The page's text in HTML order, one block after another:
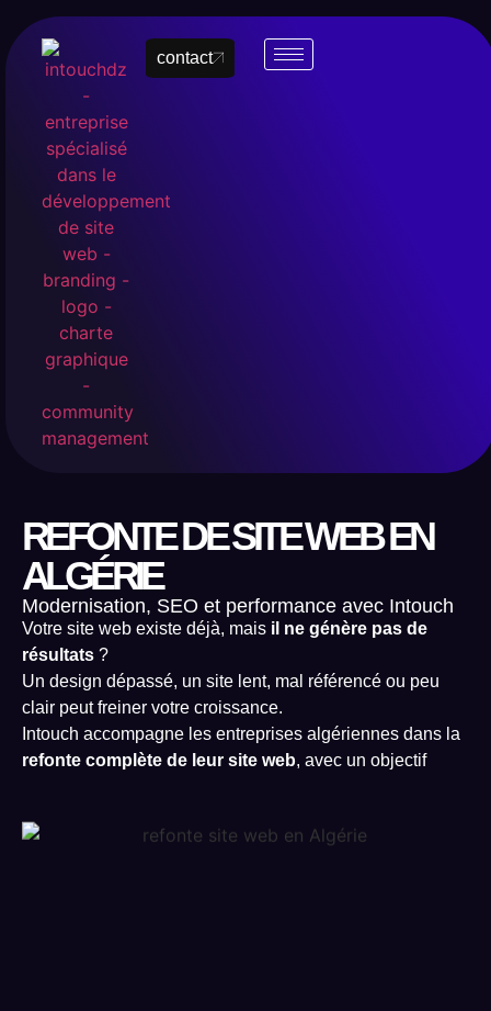
contact
REFONTE DE SITE WEB EN
ALGÉRIE
Modernisation, SEO et performance avec Intouch
Votre site web existe déjà, mais il ne génère pas de
résultats ?
Un design dépassé, un site lent, mal référencé ou peu
clair peut freiner votre croissance.
Intouch accompagne les entreprises algériennes dans la
refonte complète de leur site web, avec un objectif